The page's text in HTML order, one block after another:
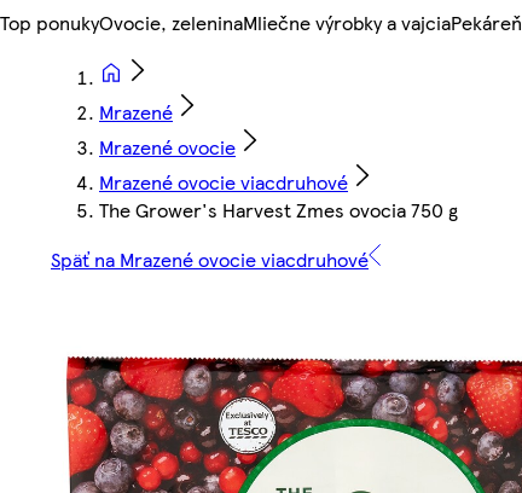
Top ponukyOvocie, zeleninaMliečne výrobky a vajciaPekáreň
Mrazené
Mrazené ovocie
Mrazené ovocie viacdruhové
The Grower's Harvest Zmes ovocia 750 g
Späť na Mrazené ovocie viacdruhové